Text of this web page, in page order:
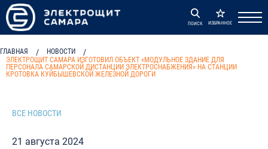
ПОИСК ИЗБРАННОЕ
ГЛАВНАЯ / НОВОСТИ /
ЭЛЕКТРОЩИТ САМАРА ИЗГОТОВИЛ ОБЪЕКТ «МОДУЛЬНОЕ ЗДАНИЕ ДЛЯ
ПЕРСОНАЛА САМАРСКОЙ ДИСТАНЦИИ ЭЛЕКТРОСНАБЖЕНИЯ» НА СТАНЦИИ
КРОТОВКА КУЙБЫШЕВСКОЙ ЖЕЛЕЗНОЙ ДОРОГИ
ВСЕ НОВОСТИ
21 августа 2024